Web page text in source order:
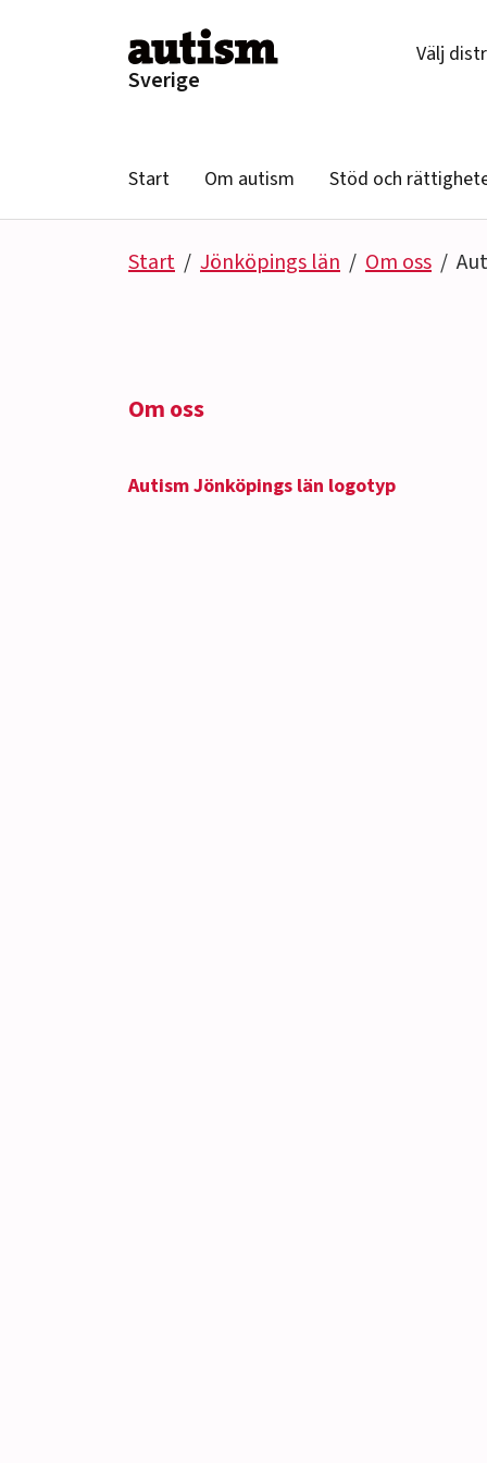
Sverige
Välj
Start Om autism Stöd och
Start Jönköpings län Om oss
Om oss
Autism Jönköpings län logotyp